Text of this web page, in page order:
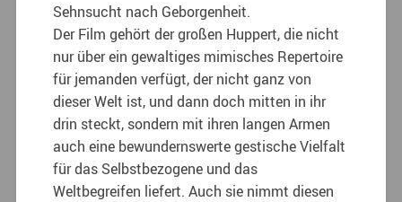
Sehnsucht nach Geborgenheit.
Der Film gehört der großen Huppert, die nicht
nur über ein gewaltiges mimisches Repertoire
für jemanden verfügt, der nicht ganz von
dieser Welt ist, und dann doch mitten in ihr
drin steckt, sondern mit ihren langen Armen
auch eine bewundernswerte gestische Vielfalt
für das Selbstbezogene und das
Weltbegreifen liefert. Auch sie nimmt diesen